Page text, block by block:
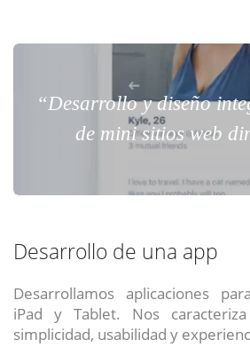
“Desarrollo y diseño
de mini sitios web
Desarrollo de una app
Desarrollamos aplicaciones
iPad y Tablet. Nos
simplicidad, usabilidad y